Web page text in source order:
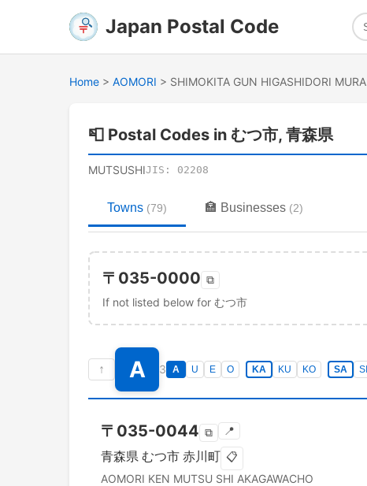
Japan Postal Code
Home > AOMORI > SHIMOKITA GUN HIGASHIDORI MURA
📮 Postal Codes in むつ市, 青森県
MUTSUSHIJIS: 02208
Towns (79) 🏣 Businesses (2)
〒 035-0000 ⧉
If not listed below for むつ市
↑ A 3 A U E O KA KU KO SA SI
〒 035-0044 ⧉ 📍
青森県 むつ市 赤川町 📋
AOMORI KEN MUTSU SHI AKAGAWACHO